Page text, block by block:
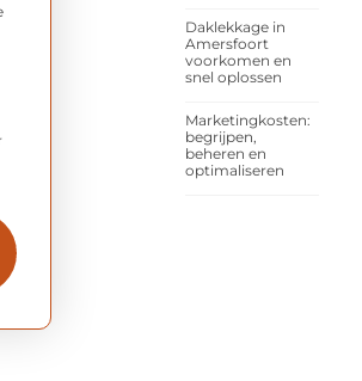
Daklekkage in
Amersfoort
voorkomen en
snel oplossen
Marketingkosten:
begrijpen,
beheren en
optimaliseren